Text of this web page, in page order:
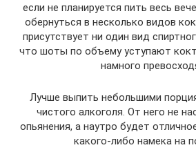
если не планируется пить весь
обернуться в несколько видов
присутствует ни один вид
что шоты по объему уступают
намного
Лучше выпить небольшими
чистого алкоголя. От него не
опьянения, а наутро будет
какого-либо намека на